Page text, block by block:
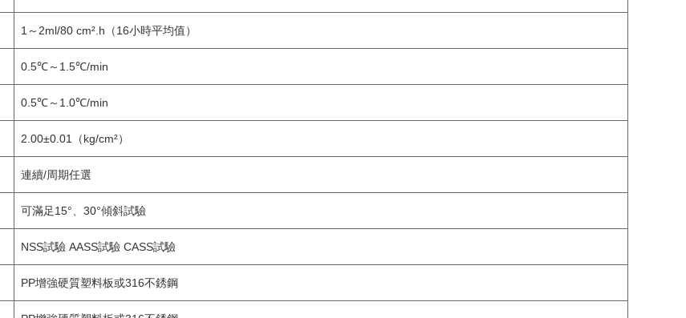
1～2ml/80 cm².h（16小時平均值）
0.5℃～1.5℃/min
0.5℃～1.0℃/min
2.00±0.01（kg/cm²）
連續/周期任選
可滿足15°、30°傾斜試驗
NSS試驗 AASS試驗 CASS試驗
PP增強硬質塑料板或316不銹鋼